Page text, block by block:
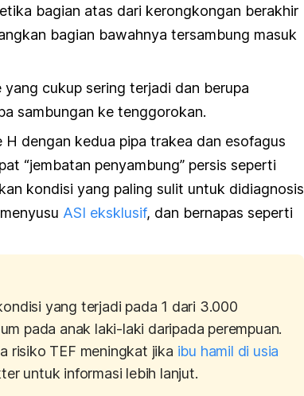
bagian atas dari kerongkongan berakhir
bagian bawahnya tersambung masuk
yang cukup sering terjadi dan berupa
sambungan ke tenggorokan.
H dengan kedua pipa trakea dan esofagus
“jembatan penyambung” persis seperti
kondisi yang paling sulit untuk didiagnosis
ASI eksklusif, dan bernapas seperti
yang terjadi pada 1 dari 3.000
pada anak laki-laki daripada perempuan.
risiko TEF meningkat jika ibu hamil di usia
untuk informasi lebih lanjut.